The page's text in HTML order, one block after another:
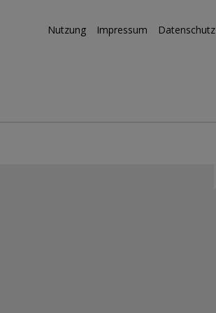
Nutzung Impressum Datenschutz